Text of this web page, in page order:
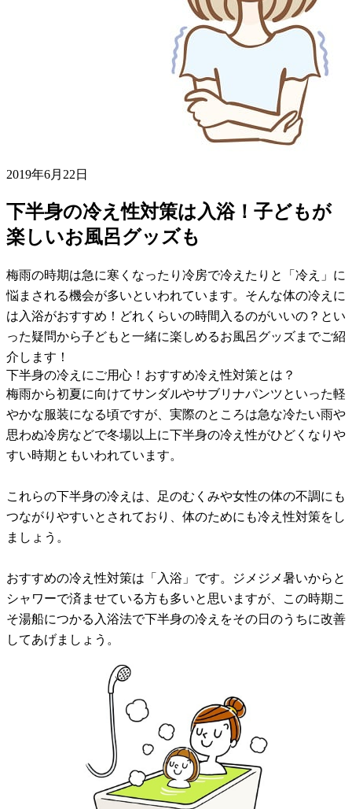
2019年6月22日
下半身の冷え性対策は入浴！子どもが
楽しいお風呂グッズも
梅雨の時期は急に寒くなったり冷房で冷えたりと「冷え」に
悩まされる機会が多いといわれています。そんな体の冷えに
は入浴がおすすめ！どれくらいの時間入るのがいいの？とい
った疑問から子どもと一緒に楽しめるお風呂グッズまでご紹
介します！
下半身の冷えにご用心！おすすめ冷え性対策とは？
梅雨から初夏に向けてサンダルやサブリナパンツといった軽
やかな服装になる頃ですが、実際のところは急な冷たい雨や
思わぬ冷房などで冬場以上に下半身の冷え性がひどくなりや
すい時期ともいわれています。
これらの下半身の冷えは、足のむくみや女性の体の不調にも
つながりやすいとされており、体のためにも冷え性対策をし
ましょう。
おすすめの冷え性対策は「入浴」です。ジメジメ暑いからと
シャワーで済ませている方も多いと思いますが、この時期こ
そ湯船につかる入浴法で下半身の冷えをその日のうちに改善
してあげましょう。